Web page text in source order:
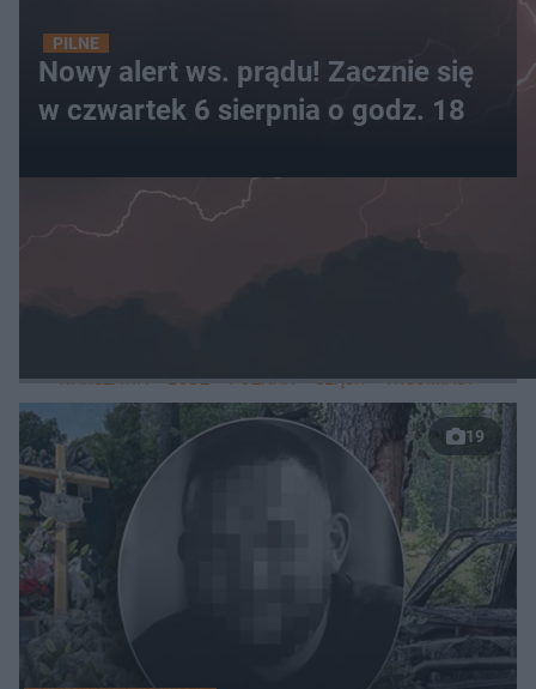
PILNE
Nowy alert ws. prądu! Zacznie się
w czwartek 6 sierpnia o godz. 18
WARSZAWA ŁÓDŹ POZNAŃ ŚLĄSK TRÓJMIASTO
19